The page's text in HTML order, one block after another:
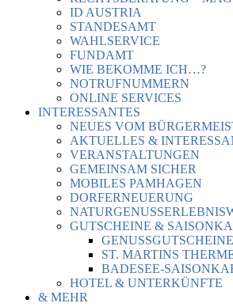
ID AUSTRIA
STANDESAMT
WAHLSERVICE
FUNDAMT
WIE BEKOMME ICH…?
NOTRUFNUMMERN
ONLINE SERVICES
INTERESSANTES
NEUES VOM
AKTUELLES &
VERANSTALTUNGEN
GEMEINSAM SICHER
MOBILES PAMHAGEN
DORFERNEUERUNG
GUTSCHEINE &
GENUSSGUTSCHEINE
ST. MARTINS
BADESEE-
HOTEL & UNTERKÜNFTE
& MEHR